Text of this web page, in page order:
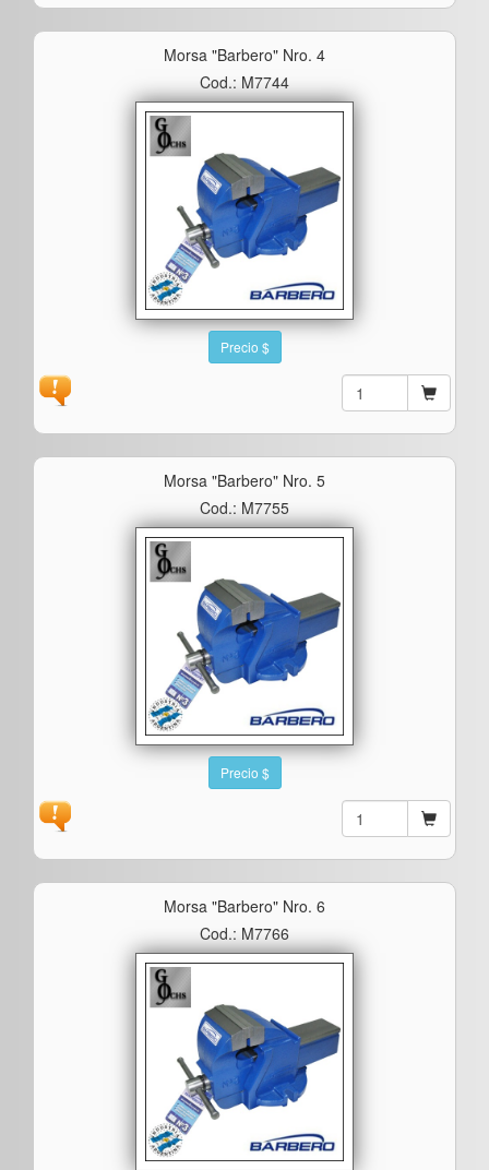
Morsa "barbero" Nro. 4
Cod.: M7744
Precio $
Morsa "barbero" Nro. 5
Cod.: M7755
Precio $
Morsa "barbero" Nro. 6
Cod.: M7766